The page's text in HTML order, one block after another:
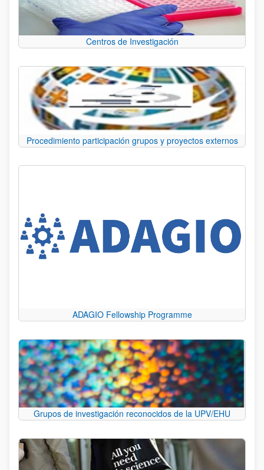
Centros de Investigación
Procedimiento participación grupos y proyectos externos
ADAGIO Fellowship Programme
Grupos de investigación reconocidos de la UPV/EHU